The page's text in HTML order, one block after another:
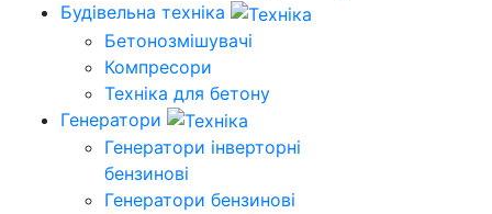
Будівельна техніка
Бетонозмішувачі
Компресори
Техніка для бетону
Генератори
Генератори інверторні
бензинові
Генератори бензинові